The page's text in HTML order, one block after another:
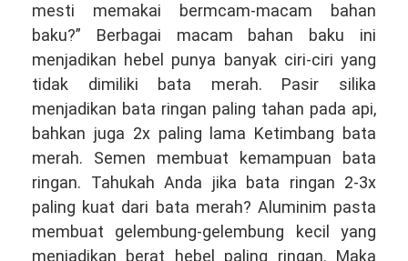
mesti memakai bermcam-macam bahan
baku?” Berbagai macam bahan baku ini
menjadikan hebel punya banyak ciri-ciri yang
tidak dimiliki bata merah. Pasir silika
menjadikan bata ringan paling tahan pada api,
bahkan juga 2x paling lama Ketimbang bata
merah. Semen membuat kemampuan bata
ringan. Tahukah Anda jika bata ringan 2-3x
paling kuat dari bata merah? Aluminim pasta
membuat gelembung-gelembung kecil yang
menjadikan berat hebel paling ringan. Maka